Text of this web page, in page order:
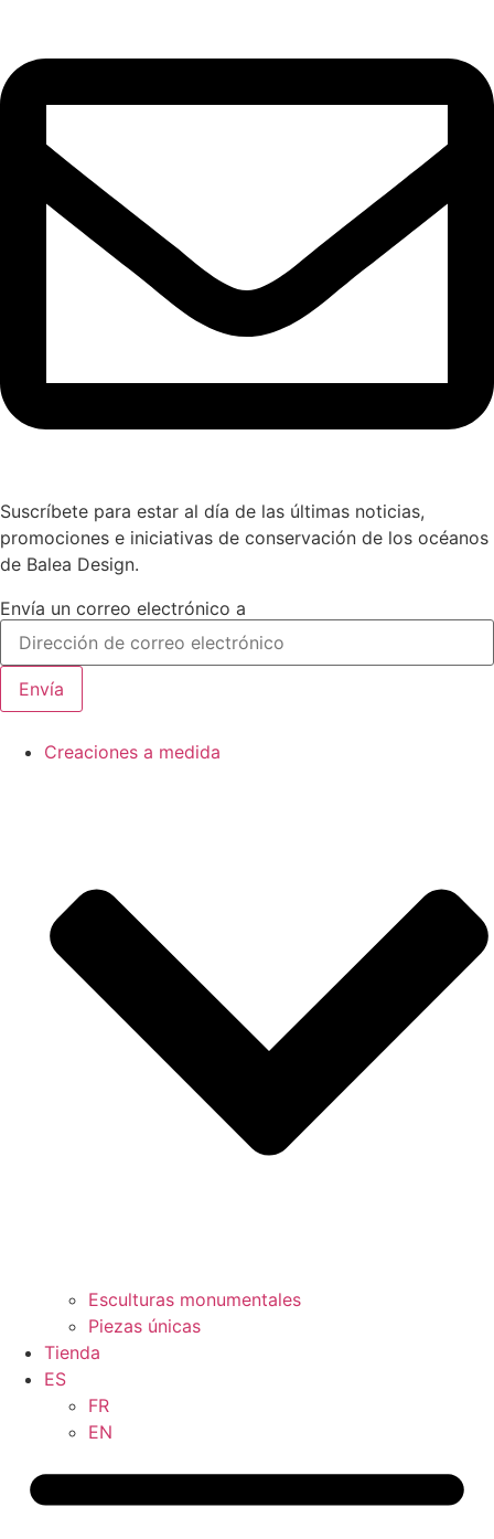
Suscríbete para estar al día de las últimas noticias,
promociones e iniciativas de conservación de los océanos
de Balea Design.
Envía un correo electrónico a
Envía
Creaciones a medida
Esculturas monumentales
Piezas únicas
Tienda
ES
FR
EN